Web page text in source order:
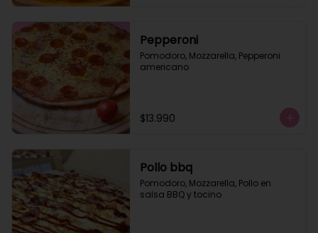
Pepperoni
Pomodoro, Mozzarella, Pepperoni
americano
$13.990
Pollo bbq
Pomodoro, Mozzarella, Pollo en
salsa BBQ y tocino